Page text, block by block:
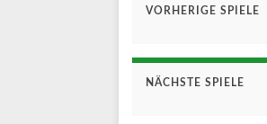
VORHERIGE SPIELE
NÄCHSTE SPIELE